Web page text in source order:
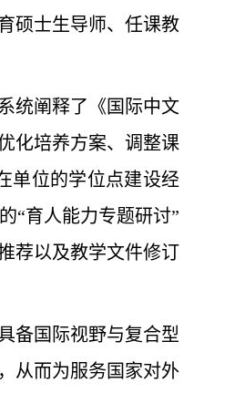
硕士生导师、任课教
统阐释了《国际中文
化培养方案、调整课
单位的学位点建设经
“育人能力专题研讨”
荐以及教学文件修订
备国际视野与复合型
从而为服务国家对外